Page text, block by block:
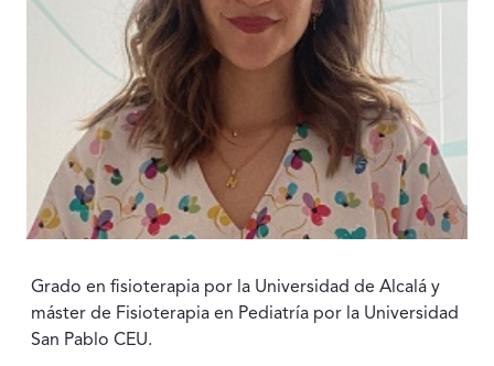
Grado en fisioterapia por la Universidad de Alcalá y
máster de Fisioterapia en Pediatría por la Universidad
San Pablo CEU.